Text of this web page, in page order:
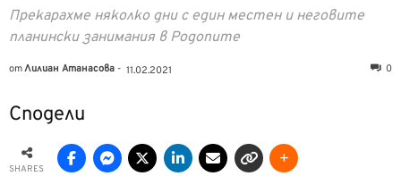
Прекарахме няколко дни с един местен и неговите
планински занимания в Родопите
отЛилиан Атанасова - 11.02.2021 0
Сподели
SHARES